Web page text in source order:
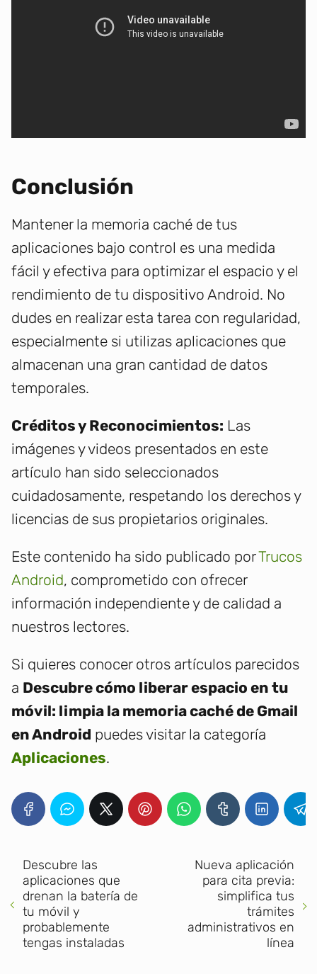
Conclusión
Mantener la memoria caché de tus
aplicaciones bajo control es una medida
fácil y efectiva para optimizar el espacio y el
rendimiento de tu dispositivo Android. No
dudes en realizar esta tarea con regularidad,
especialmente si utilizas aplicaciones que
almacenan una gran cantidad de datos
temporales.
Créditos y Reconocimientos: Las
imágenes y videos presentados en este
artículo han sido seleccionados
cuidadosamente, respetando los derechos y
licencias de sus propietarios originales.
Este contenido ha sido publicado porTrucos
Android, comprometido con ofrecer
información independiente y de calidad a
nuestros lectores.
Si quieres conocer otros artículos parecidos
a Descubre cómo liberar espacio en tu
móvil: limpia la memoria caché de Gmail
en Android puedes visitar la categoría
Aplicaciones.
Descubre las
aplicaciones que
drenan la batería de
tu móvil y
probablemente
tengas instaladas
Nueva aplicación
para cita previa:
simplifica tus
trámites
administrativos en
línea